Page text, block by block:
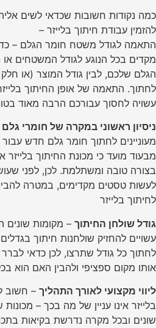
כמה נקודות חשובות שכדאי לשים
להזמין עבודת חיתוך בלייזר –
התאמה לגודל משטח חומר הגלם –
מקדים בכל הנוגע לגודל המשטחים או
הגלם שלכם, לבין גודל המוצר (או חלק
לחתוך. התאמה של אופן החיתוך
עשויה לחסוך עבורכם הרבה מאוד
ניסיון ראשוני במקרה של חומרי
מעוניינים לחתוך חומר גלם חדש
מבעוד מועד כי מכונת החיתוך בלייזר
בצורה טובה ומשתלמת. לכן, לפני
לעשות טסטים מקדימים, במטרה
לחיתוך בלייזר
גודל שולחן החיתוך – מקומות שונים
עשויים להחזיק שולחנות חיתוך
לחתוך כל גודל שתרצו, לכן כדאי
אותו מקום ספציפי ולהבין האם הוא
ליווי מקצועי לאורך התהליך – חשוב
בלייזר אינו עניין של מה בכך –
שונים ובכל מקרה נדרשת בקיאות